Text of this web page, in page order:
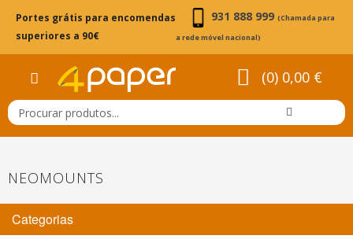
Portes grátis para encomendas
superiores a 90€
931 888 999 (Chamada para
a rede móvel nacional)
(0) 0,00 €
NEOMOUNTS
Categorias